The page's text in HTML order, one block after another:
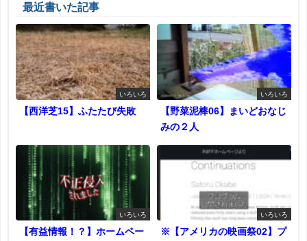
最近書いた記事
いろいろ
【西洋芝15】ふたたび失敗
いろいろ
【野菜泥棒06】まいどおなじ
みの２人
いろいろ
【有益情報！？】ホームペー
いろいろ
※【アメリカの映画祭02】プ